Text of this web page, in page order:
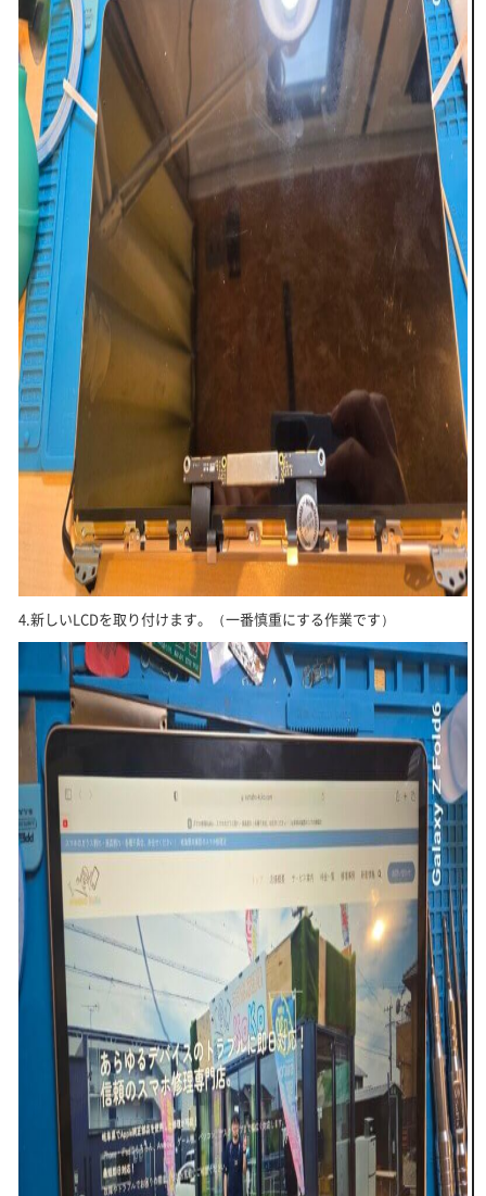
4.新しいLCDを取り付けます。（一番慎重にする作業です）